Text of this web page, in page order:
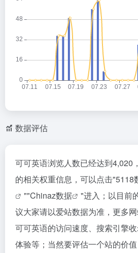
数据评估
可可英语浏览人数已经达到4,020
的相关权重信息，可以点击"5118
""Chinaz数据
"进入；以目前
议大家请以爱站数据为准，更多
可可英语的访问速度、搜索引擎
体验等；当然要评估一个站的价